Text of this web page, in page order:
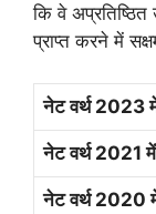
कि वे
प्राप्त करने में
नेट वर्थ 2023
नेट वर्थ 2021 में
नेट वर्थ 2020